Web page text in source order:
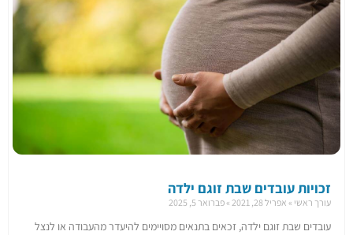
זכויות עובדים שבת זוגם ילדה
עורך ראשי אפריל 28, 2021 פברואר 5, 2025
עובדים שבת זוגם ילדה, זכאים בתנאים מסויימים להיעדר מהעבודה או לנצל